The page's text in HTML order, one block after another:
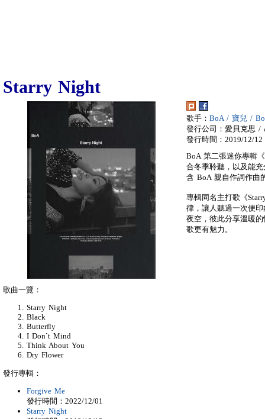
Starry Night
歌手： BoA / 寶兒 /
發行公司：愛貝克思 /
發行時間：2019/12/12
BoA 第二張迷你專輯
合冬季聆聽，以及能
含 BoA 親自作詞作曲
專輯同名主打歌《
律，讓人聽過一次便
夜空，彼此分享溫暖
歌更有魅力。
歌曲一覽：
Starry Night
Black
Butterfly
I Don`t Mind
Think About You
Dry Flower
發行專輯：
Forgive Me
發行時間：2022/12/01
Starry Night